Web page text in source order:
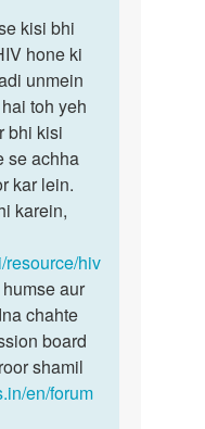
kisi bhi
hone ki
unmein
toh yeh
bhi kisi
se achha
kar lein.
karein,
resource/hiv
aur
chahte
board
shamil
en/forum